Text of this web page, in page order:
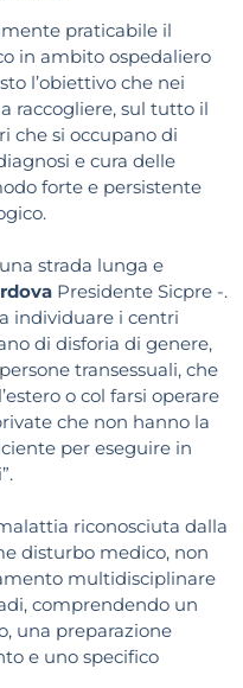
praticabile il
in ambito ospedaliero
l’obiettivo che nei
raccogliere, sul tutto il
che si occupano di
e cura delle
forte e persistente
strada lunga e
Presidente Sicpre -.
individuare i centri
di disforia di genere,
transessuali, che
o col farsi operare
che non hanno la
per eseguire in
riconosciuta dalla
disturbo medico, non
multidisciplinare
comprendendo un
una preparazione
e uno specifico